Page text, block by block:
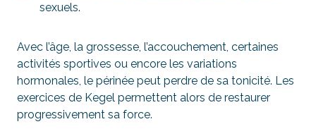
sexuels.
Avec l’âge, la grossesse, l’accouchement, certaines
activités sportives ou encore les variations
hormonales, le périnée peut perdre de sa tonicité. Les
exercices de Kegel permettent alors de restaurer
progressivement sa force.